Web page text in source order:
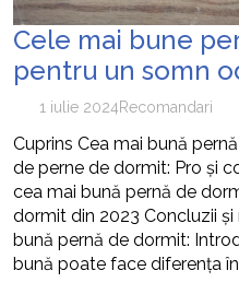
Cele mai bune
pentru un somn
1 iulie 2024Recomandari
Cuprins Cea mai bună
de perne de dormit: Pro și
cea mai bună pernă de
dormit din 2023 Concluzii
bună pernă de dormit:
bună poate face diferența